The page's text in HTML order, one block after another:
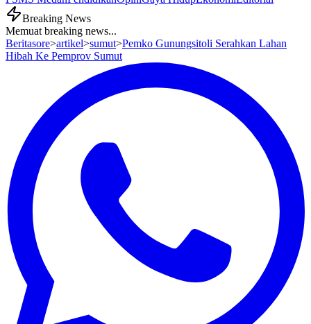
Breaking News
Memuat breaking news...
Beritasore>artikel>sumut>Pemko Gunungsitoli Serahkan Lahan
Hibah Ke Pemprov Sumut